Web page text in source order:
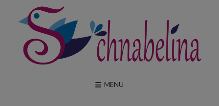
content
MENU